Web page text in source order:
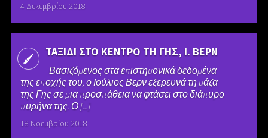
4 Δεκεμβρίου 2018
ΤΑΞΙΔΙ ΣΤΟ ΚΕΝΤΡΟ ΤΗ ΓΗΣ, Ι. ΒΕΡΝ
Βασιζόμενος στα επιστημονικά δεδομένα
της εποχής του, ο Ιούλιος Βερν εξερευνά τη μάζα
της Γης σε μια προσπάθεια να φτάσει στο διάπυρο
πυρήνα της. Ο [...]
18 Νοεμβρίου 2018